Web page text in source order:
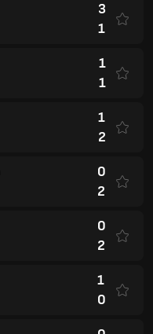
3
1
1
1
1
2
0
2
0
2
1
0